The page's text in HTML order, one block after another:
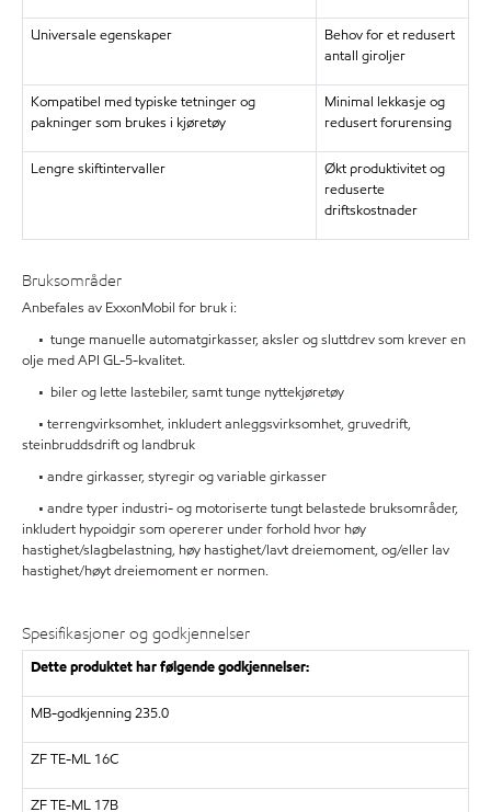
Universale egenskaper
Behov for et redusert
antall giroljer
Kompatibel med typiske tetninger og
pakninger som brukes i kjøretøy
Minimal lekkasje og
redusert forurensing
Lengre skiftintervaller
Økt produktivitet og
reduserte
driftskostnader
Bruksområder
Anbefales av ExxonMobil for bruk i:
• tunge manuelle automatgirkasser, aksler og sluttdrev som krever en
olje med API GL-5-kvalitet.
• biler og lette lastebiler, samt tunge nyttekjøretøy
• terrengvirksomhet, inkludert anleggsvirksomhet, gruvedrift,
steinbruddsdrift og landbruk
• andre girkasser, styregir og variable girkasser
• andre typer industri- og motoriserte tungt belastede bruksområder,
inkludert hypoidgir som opererer under forhold hvor høy
hastighet/slagbelastning, høy hastighet/lavt dreiemoment, og/eller lav
hastighet/høyt dreiemoment er normen.
Spesifikasjoner og godkjennelser
Dette produktet har følgende godkjennelser:
MB-godkjenning 235.0
ZF TE-ML 16C
ZF TE-ML 17B